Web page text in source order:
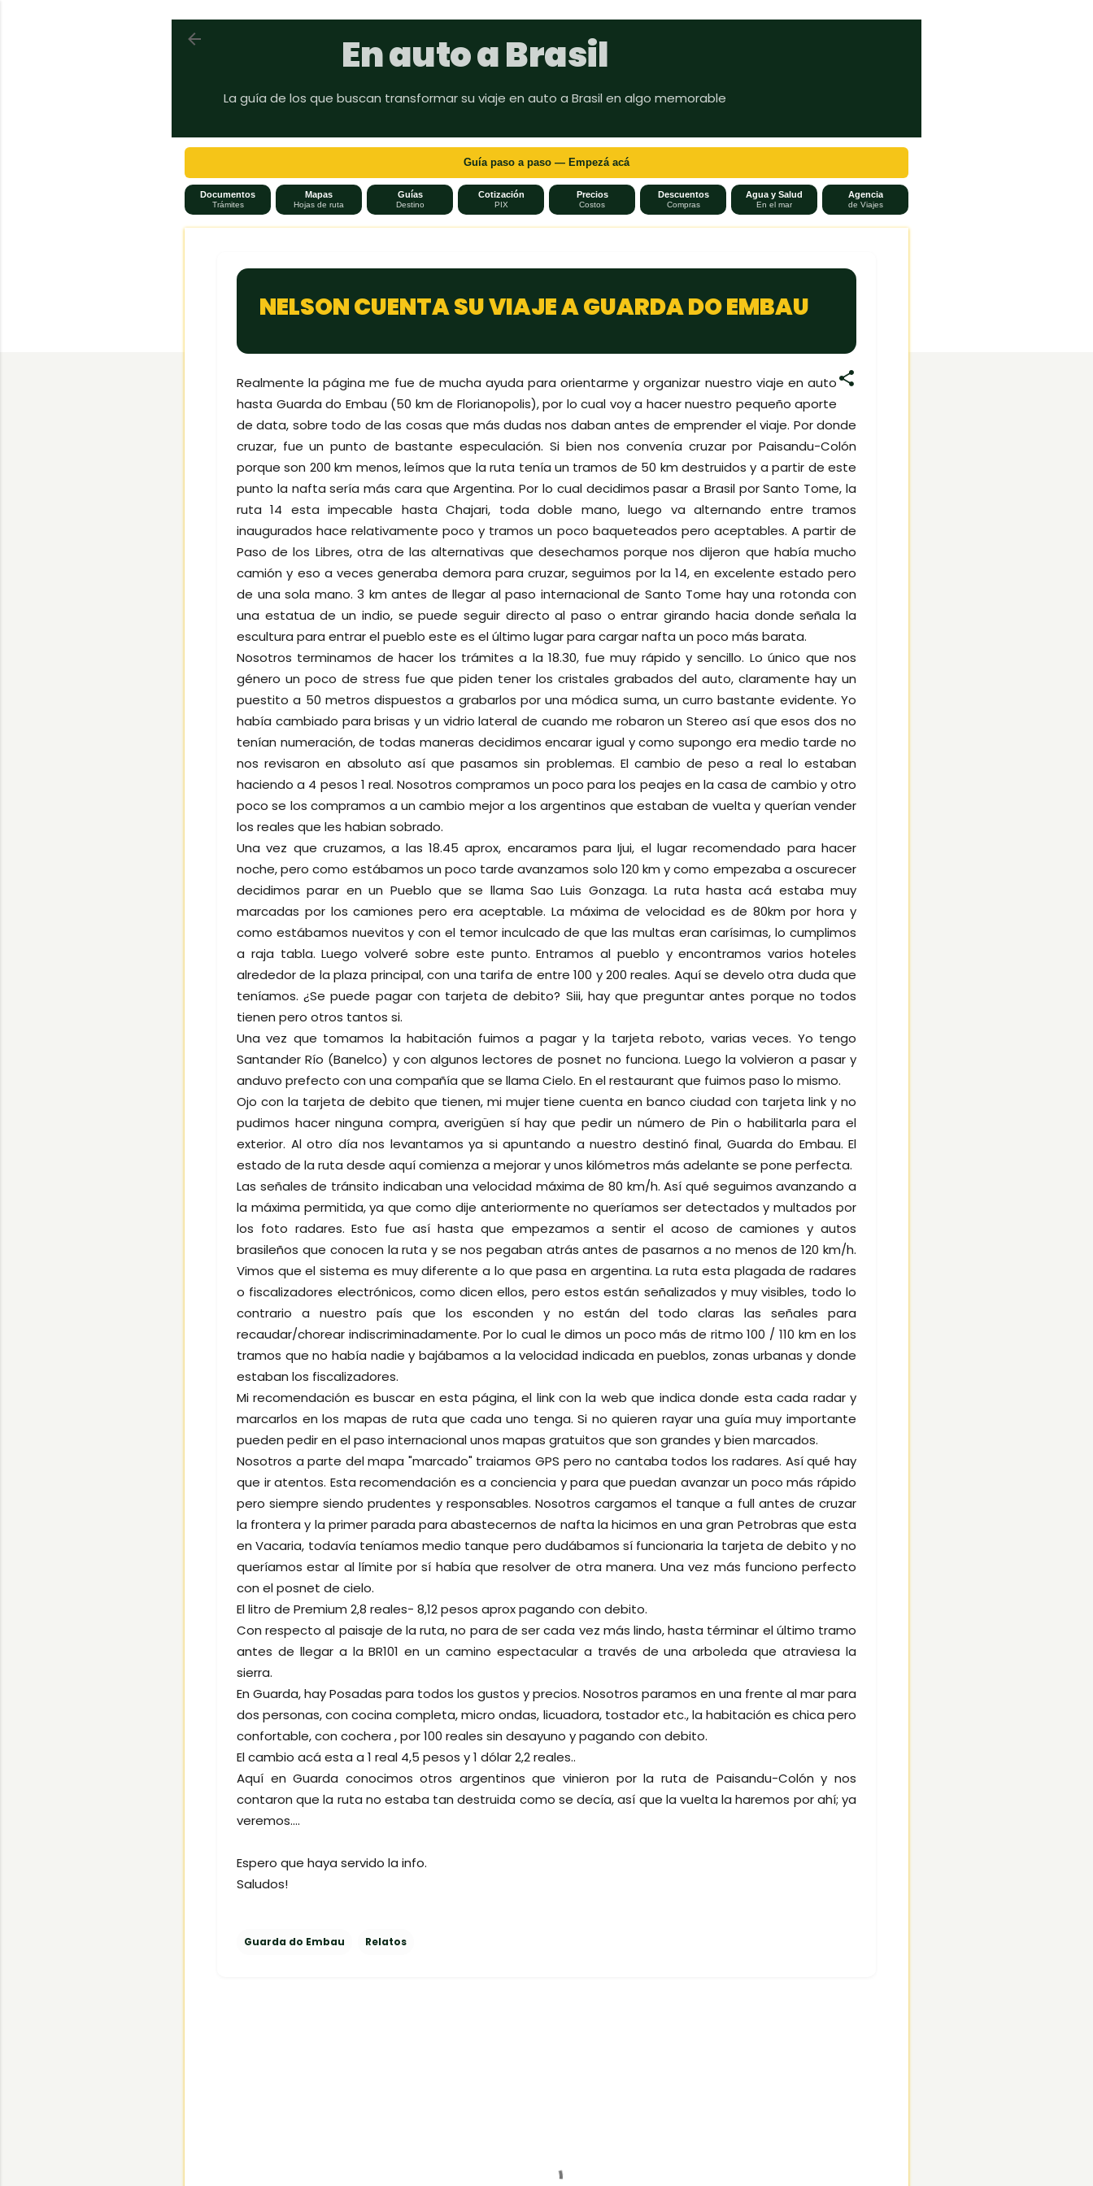
Ir al contenido principal
En auto a Brasil
La guía de los que buscan transformar su viaje en auto a Brasil en algo memorable
Guía paso a paso — Empezá acá
Documentos
Trámites
Mapas
Hojas de ruta
Guías
Destino
Cotización
PIX
Precios
Costos
Descuentos
Compras
Agua y Salud
En el mar
Agencia
de Viajes
NELSON CUENTA SU VIAJE A GUARDA DO EMBAU
Realmente la página me fue de mucha ayuda para orientarme y organizar nuestro viaje en auto
hasta Guarda do Embau (50 km de Florianopolis), por lo cual voy a hacer nuestro pequeño aporte
de data, sobre todo de las cosas que más dudas nos daban antes de emprender el viaje. Por donde
cruzar, fue un punto de bastante especulación. Si bien nos convenía cruzar por Paisandu-Colón
porque son 200 km menos, leímos que la ruta tenía un tramos de 50 km destruidos y a partir de este
punto la nafta sería más cara que Argentina. Por lo cual decidimos pasar a Brasil por Santo Tome, la
ruta 14 esta impecable hasta Chajari, toda doble mano, luego va alternando entre tramos
inaugurados hace relativamente poco y tramos un poco baqueteados pero aceptables. A partir de
Paso de los Libres, otra de las alternativas que desechamos porque nos dijeron que había mucho
camión y eso a veces generaba demora para cruzar, seguimos por la 14, en excelente estado pero
de una sola mano. 3 km antes de llegar al paso internacional de Santo Tome hay una rotonda con
una estatua de un indio, se puede seguir directo al paso o entrar girando hacia donde señala la
escultura para entrar el pueblo este es el último lugar para cargar nafta un poco más barata.
Nosotros terminamos de hacer los trámites a la 18.30, fue muy rápido y sencillo. Lo único que nos
género un poco de stress fue que piden tener los cristales grabados del auto, claramente hay un
puestito a 50 metros dispuestos a grabarlos por una módica suma, un curro bastante evidente. Yo
había cambiado para brisas y un vidrio lateral de cuando me robaron un Stereo así que esos dos no
tenían numeración, de todas maneras decidimos encarar igual y como supongo era medio tarde no
nos revisaron en absoluto así que pasamos sin problemas. El cambio de peso a real lo estaban
haciendo a 4 pesos 1 real. Nosotros compramos un poco para los peajes en la casa de cambio y otro
poco se los compramos a un cambio mejor a los argentinos que estaban de vuelta y querían vender
los reales que les habian sobrado.
Una vez que cruzamos, a las 18.45 aprox, encaramos para Ijui, el lugar recomendado para hacer
noche, pero como estábamos un poco tarde avanzamos solo 120 km y como empezaba a oscurecer
decidimos parar en un Pueblo que se llama Sao Luis Gonzaga. La ruta hasta acá estaba muy
marcadas por los camiones pero era aceptable. La máxima de velocidad es de 80km por hora y
como estábamos nuevitos y con el temor inculcado de que las multas eran carísimas, lo cumplimos
a raja tabla. Luego volveré sobre este punto. Entramos al pueblo y encontramos varios hoteles
alrededor de la plaza principal, con una tarifa de entre 100 y 200 reales. Aquí se develo otra duda que
teníamos. ¿Se puede pagar con tarjeta de debito? Siii, hay que preguntar antes porque no todos
tienen pero otros tantos si.
Una vez que tomamos la habitación fuimos a pagar y la tarjeta reboto, varias veces. Yo tengo
Santander Río (Banelco) y con algunos lectores de posnet no funciona. Luego la volvieron a pasar y
anduvo prefecto con una compañía que se llama Cielo. En el restaurant que fuimos paso lo mismo.
Ojo con la tarjeta de debito que tienen, mi mujer tiene cuenta en banco ciudad con tarjeta link y no
pudimos hacer ninguna compra, averigüen sí hay que pedir un número de Pin o habilitarla para el
exterior. Al otro día nos levantamos ya si apuntando a nuestro destinó final, Guarda do Embau. El
estado de la ruta desde aquí comienza a mejorar y unos kilómetros más adelante se pone perfecta.
Las señales de tránsito indicaban una velocidad máxima de 80 km/h. Así qué seguimos avanzando a
la máxima permitida, ya que como dije anteriormente no queríamos ser detectados y multados por
los foto radares. Esto fue así hasta que empezamos a sentir el acoso de camiones y autos
brasileños que conocen la ruta y se nos pegaban atrás antes de pasarnos a no menos de 120 km/h.
Vimos que el sistema es muy diferente a lo que pasa en argentina. La ruta esta plagada de radares
o fiscalizadores electrónicos, como dicen ellos, pero estos están señalizados y muy visibles, todo lo
contrario a nuestro país que los esconden y no están del todo claras las señales para
recaudar/chorear indiscriminadamente. Por lo cual le dimos un poco más de ritmo 100 / 110 km en los
tramos que no había nadie y bajábamos a la velocidad indicada en pueblos, zonas urbanas y donde
estaban los fiscalizadores.
Mi recomendación es buscar en esta página, el link con la web que indica donde esta cada radar y
marcarlos en los mapas de ruta que cada uno tenga. Si no quieren rayar una guía muy importante
pueden pedir en el paso internacional unos mapas gratuitos que son grandes y bien marcados.
Nosotros a parte del mapa "marcado" traiamos GPS pero no cantaba todos los radares. Así qué hay
que ir atentos. Esta recomendación es a conciencia y para que puedan avanzar un poco más rápido
pero siempre siendo prudentes y responsables. Nosotros cargamos el tanque a full antes de cruzar
la frontera y la primer parada para abastecernos de nafta la hicimos en una gran Petrobras que esta
en Vacaria, todavía teníamos medio tanque pero dudábamos sí funcionaria la tarjeta de debito y no
queríamos estar al límite por sí había que resolver de otra manera. Una vez más funciono perfecto
con el posnet de cielo.
El litro de Premium 2,8 reales- 8,12 pesos aprox pagando con debito.
Con respecto al paisaje de la ruta, no para de ser cada vez más lindo, hasta términar el último tramo
antes de llegar a la BR101 en un camino espectacular a través de una arboleda que atraviesa la
sierra.
En Guarda, hay Posadas para todos los gustos y precios. Nosotros paramos en una frente al mar para
dos personas, con cocina completa, micro ondas, licuadora, tostador etc., la habitación es chica pero
confortable, con cochera , por 100 reales sin desayuno y pagando con debito.
El cambio acá esta a 1 real 4,5 pesos y 1 dólar 2,2 reales..
Aquí en Guarda conocimos otros argentinos que vinieron por la ruta de Paisandu-Colón y nos
contaron que la ruta no estaba tan destruida como se decía, así que la vuelta la haremos por ahí; ya
veremos....
Espero que haya servido la info.
Saludos!
Guarda do Embau Relatos